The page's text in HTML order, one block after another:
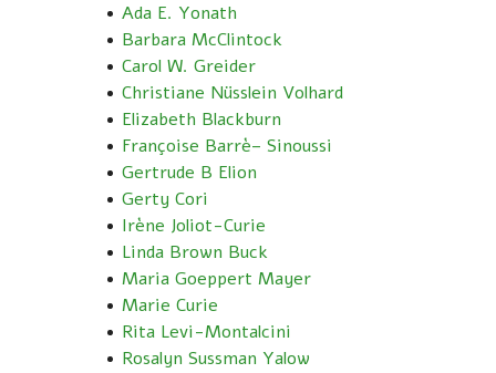
Ada E. Yonath
Barbara McClintock
Carol W. Greider
Christiane Nüsslein Volhard
Elizabeth Blackburn
Françoise Barrè– Sinoussi
Gertrude B Elion
Gerty Cori
Irène Joliot-Curie
Linda Brown Buck
Maria Goeppert Mayer
Marie Curie
Rita Levi-Montalcini
Rosalyn Sussman Yalow